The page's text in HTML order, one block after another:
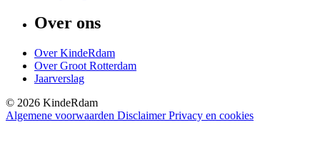
Over ons
Over KindeRdam
Over Groot Rotterdam
Jaarverslag
© 2026 KindeRdam
Algemene voorwaarden Disclaimer Privacy en cookies